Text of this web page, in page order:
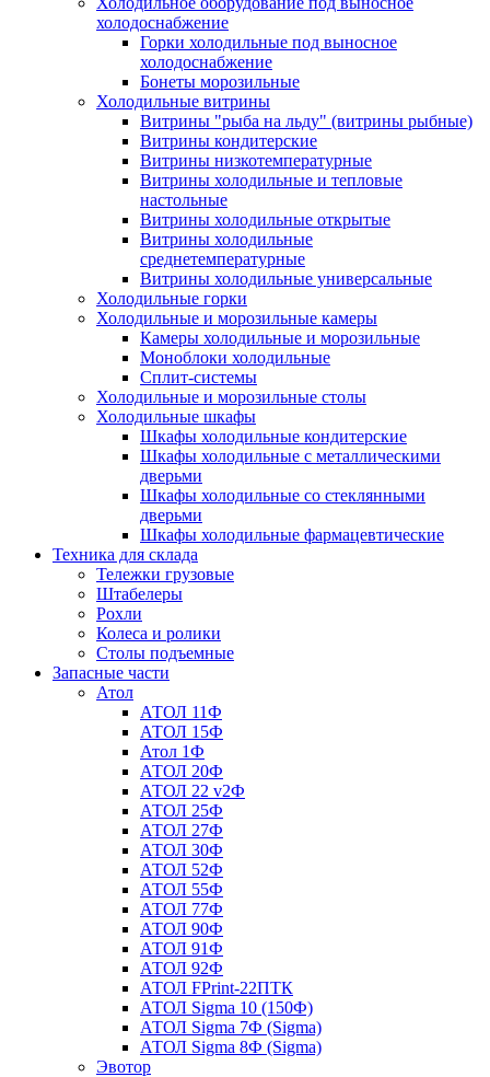
холодоснабжение
Горки холодильные под выносное
холодоснабжение
Бонеты морозильные
Холодильные витрины
Витрины "рыба на льду" (витрины рыбные)
Витрины кондитерские
Витрины низкотемпературные
Витрины холодильные и тепловые
настольные
Витрины холодильные открытые
Витрины холодильные
среднетемпературные
Витрины холодильные универсальные
Холодильные горки
Холодильные и морозильные камеры
Камеры холодильные и морозильные
Моноблоки холодильные
Сплит-системы
Холодильные и морозильные столы
Холодильные шкафы
Шкафы холодильные кондитерские
Шкафы холодильные с металлическими
дверьми
Шкафы холодильные со стеклянными
дверьми
Шкафы холодильные фармацевтические
Техника для склада
Тележки грузовые
Штабелеры
Рохли
Колеса и ролики
Столы подъемные
Запасные части
Атол
АТОЛ 11Ф
АТОЛ 15Ф
Атол 1Ф
АТОЛ 20Ф
АТОЛ 22 v2Ф
АТОЛ 25Ф
АТОЛ 27Ф
АТОЛ 30Ф
АТОЛ 52Ф
АТОЛ 55Ф
АТОЛ 77Ф
АТОЛ 90Ф
АТОЛ 91Ф
АТОЛ 92Ф
АТОЛ FPrint-22ПТК
АТОЛ Sigma 10 (150Ф)
АТОЛ Sigma 7Ф (Sigma)
АТОЛ Sigma 8Ф (Sigma)
Эвотор